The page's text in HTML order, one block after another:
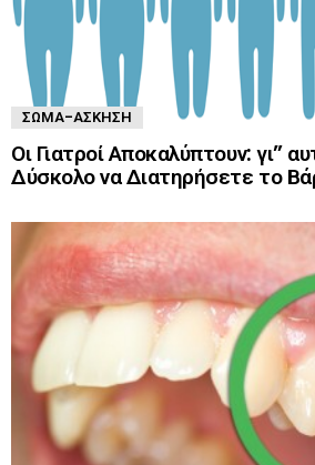
ΣΏΜΑ-ΆΣΚΗΣΗ
Οι Γιατροί Αποκαλύπτουν: γι”
Δύσκολο να Διατηρήσετε το